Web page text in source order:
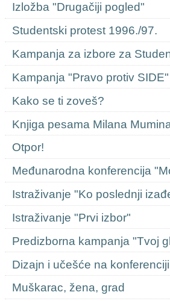
Izložba "Drugačiji pogled"
Studentski protest 1996./97.
Kampanja za izbore za
Kampanja "Pravo protiv SIDE"
Kako se ti zoveš?
Knjiga pesama Milana
Otpor!
Međunarodna konferencija
Istraživanje "Ko poslednji
Istraživanje "Prvi izbor"
Predizborna kampanja "Tvoj
Dizajn i učešće na
Muškarac, žena, grad